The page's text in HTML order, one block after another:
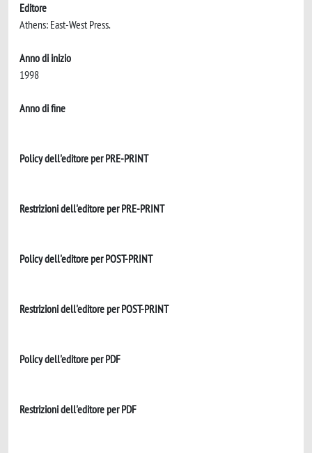
Editore
Anno di inizio
Anno di fine
Policy dell'editore per PRE-PRINT
Restrizioni dell'editore per PRE-PRINT
Policy dell'editore per POST-PRINT
Restrizioni dell'editore per POST-PRINT
Policy dell'editore per PDF
Restrizioni dell'editore per PDF